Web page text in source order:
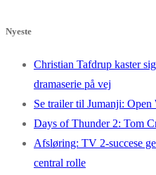
Nyeste
Christian Tafdrup kaster
dramaserie på vej
Se trailer til Jumanji: Open
Days of Thunder 2: Tom
Afsløring: TV 2-succese
central rolle